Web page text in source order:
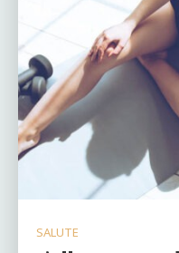
SALUTE